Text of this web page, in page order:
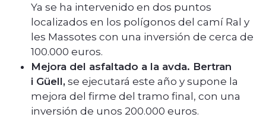
Ya se ha intervenido en dos puntos
localizados en los polígonos del camí Ral y
les Massotes con una inversión de cerca de
100.000 euros.
Mejora del asfaltado a la avda. Bertran
i Güell, se ejecutará este año y supone la
mejora del firme del tramo final, con una
inversión de unos 200.000 euros.